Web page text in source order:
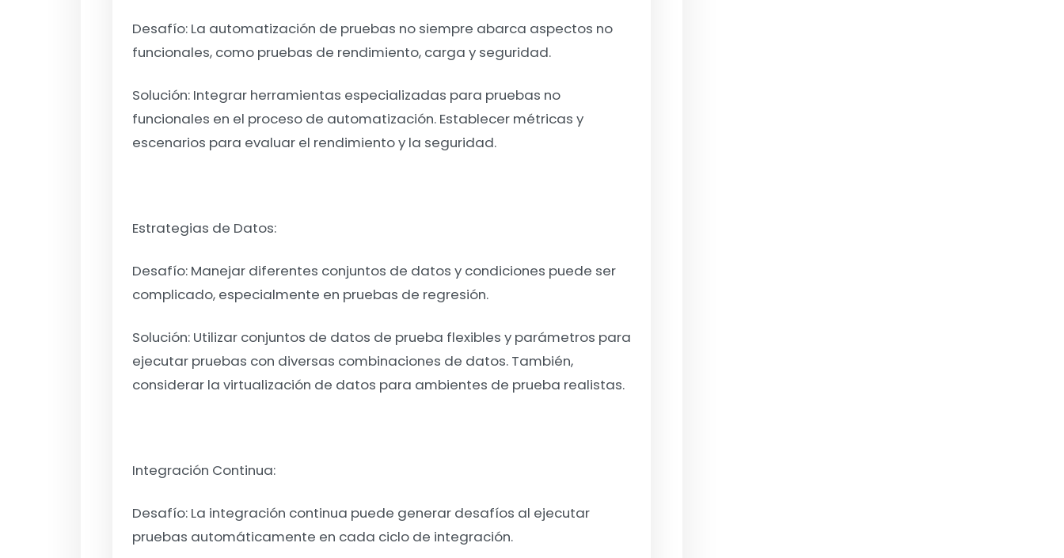
Desafío: La automatización de pruebas no siempre abarca aspectos no
funcionales, como pruebas de rendimiento, carga y seguridad.
Solución: Integrar herramientas especializadas para pruebas no
funcionales en el proceso de automatización. Establecer métricas y
escenarios para evaluar el rendimiento y la seguridad.
Estrategias de Datos:
Desafío: Manejar diferentes conjuntos de datos y condiciones puede ser
complicado, especialmente en pruebas de regresión.
Solución: Utilizar conjuntos de datos de prueba flexibles y parámetros para
ejecutar pruebas con diversas combinaciones de datos. También,
considerar la virtualización de datos para ambientes de prueba realistas.
Integración Continua:
Desafío: La integración continua puede generar desafíos al ejecutar
pruebas automáticamente en cada ciclo de integración.